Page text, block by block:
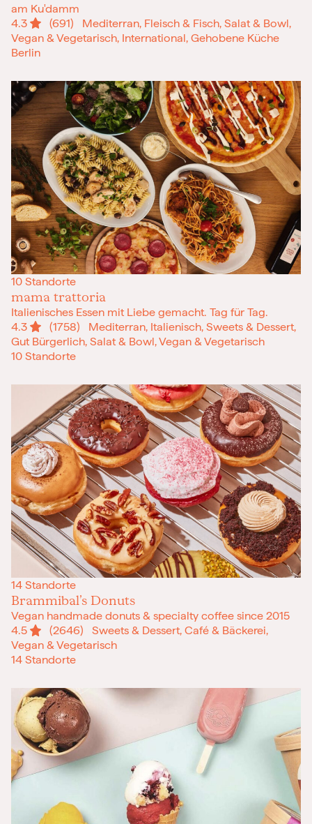
am Ku'damm
4.3
(691) Mediterran, Fleisch & Fisch, Salat & Bowl,
Vegan & Vegetarisch, International, Gehobene Küche
Berlin
10 Standorte
mama trattoria
Italienisches Essen mit Liebe gemacht. Tag für Tag.
4.3
(1758) Mediterran, Italienisch, Sweets & Dessert,
Gut Bürgerlich, Salat & Bowl, Vegan & Vegetarisch
10 Standorte
14 Standorte
Brammibal’s Donuts
Vegan handmade donuts & specialty coffee since 2015
4.5
(2646) Sweets & Dessert, Café & Bäckerei,
Vegan & Vegetarisch
14 Standorte